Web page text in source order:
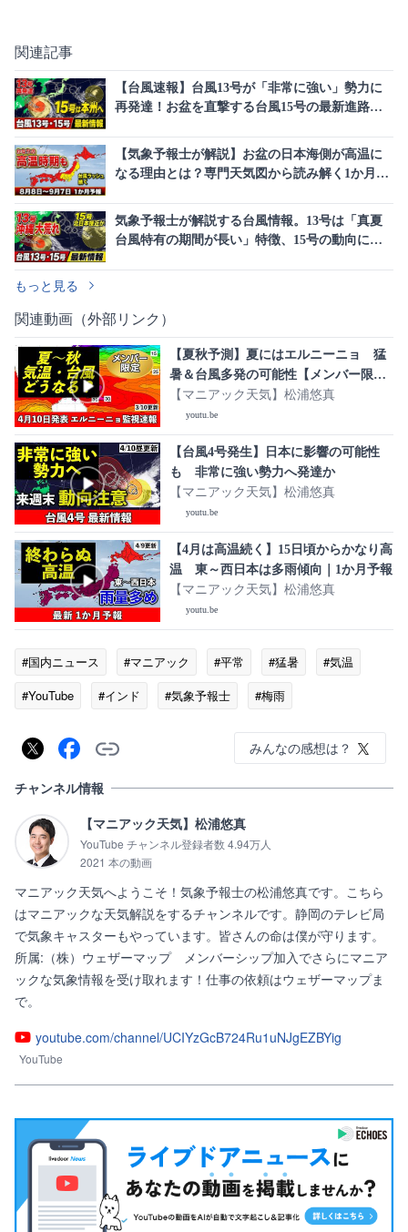
関連記事
【台風速報】台風13号が「非常に強い」勢力に
再発達！お盆を直撃する台風15号の最新進路
【気象予報士が解説】お盆の日本海側が高温に
なる理由とは？専門天気図から読み解く1か月予
気象予報士が解説する台風情報。13号は「真夏
台風特有の期間が長い」特徴、15号の動向にも
もっと見る
関連動画（外部リンク）
【夏秋予測】夏にはエルニーニョ 猛
暑＆台風多発の可能性【メンバー限
定】
【マニアック天気】松浦悠真
youtu.be
【台風4号発生】日本に影響の可能性
も 非常に強い勢力へ発達か
【マニアック天気】松浦悠真
youtu.be
【4月は高温続く】15日頃からかなり高
温 東～西日本は多雨傾向｜1か月予報
【マニアック天気】松浦悠真
youtu.be
#国内ニュース #マニアック #平常 #猛暑
#気温
#YouTube
#インド #気象予報士 #梅雨
みんなの感想は？
チャンネル情報
【マニアック天気】松浦悠真
YouTube チャンネル登録者数 4.94万人
2021 本の動画
マニアック天気へようこそ！気象予報士の松浦悠真です。こちら
はマニアックな天気解説をするチャンネルです。静岡のテレビ局
で気象キャスターもやっています。皆さんの命は僕が守ります。
所属:（株）ウェザーマップ　メンバーシップ加入でさらにマニア
ックな気象情報を受け取れます！仕事の依頼はウェザーマップま
で。
youtube.com/channel/UCIYzGcB724Ru1uNJgEZBYig
YouTube